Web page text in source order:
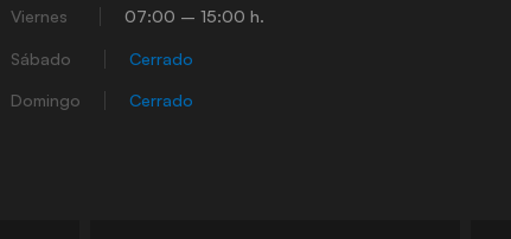
Viernes 07:00 – 15:00 h.
Sábado Cerrado
Domingo Cerrado